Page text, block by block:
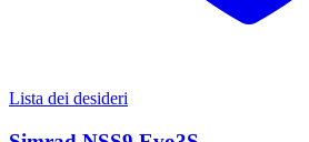
Lista dei desideri